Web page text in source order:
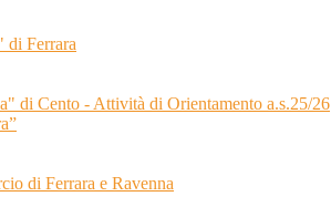
di Ferrara
di Cento - Attività di Orientamento a.s.25/26
di Ferrara e Ravenna